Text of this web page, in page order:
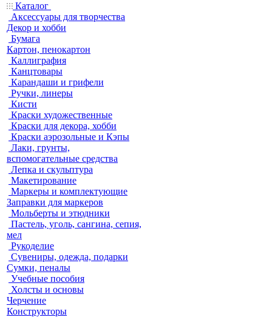
Каталог
Аксессуары для творчества
Декор и хобби
Бумага
Картон, пенокартон
Каллиграфия
Канцтовары
Карандаши и грифели
Ручки, линеры
Кисти
Краски художественные
Краски для декора, хобби
Краски аэрозольные и Кэпы
Лаки, грунты,
вспомогательные средства
Лепка и скульптура
Макетирование
Маркеры и комплектующие
Заправки для маркеров
Мольберты и этюдники
Пастель, уголь, сангина, сепия,
мел
Рукоделие
Сувениры, одежда, подарки
Сумки, пеналы
Учебные пособия
Холсты и основы
Черчение
Конструкторы